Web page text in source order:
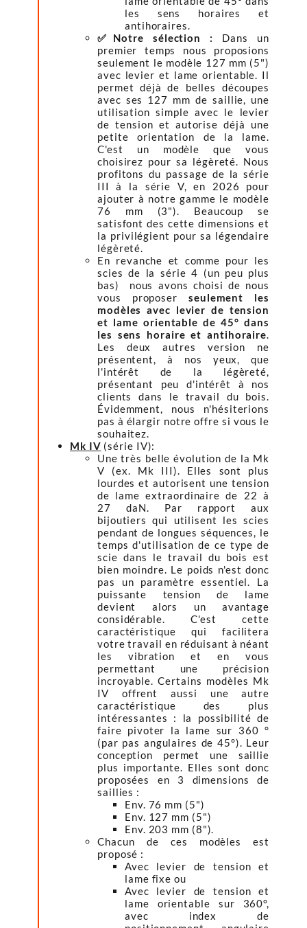
les sens horaires et
antihoraires.
✅Notre sélection : Dans un
premier temps nous proposions
seulement le modèle 127 mm (5")
avec levier et lame orientable. Il
permet déjà de belles découpes
avec ses 127 mm de saillie, une
utilisation simple avec le levier
de tension et autorise déjà une
petite orientation de la lame.
C'est un modèle que vous
choisirez pour sa légèreté. Nous
profitons du passage de la série
III à la série V, en 2026 pour
ajouter à notre gamme le modèle
76 mm (3"). Beaucoup se
satisfont des cette dimensions et
la privilégient pour sa légendaire
légèreté.
En revanche et comme pour les
scies de la série 4 (un peu plus
bas) nous avons choisi de nous
vous proposerseulement les
modèles avec levier de tension
et lame orientable de 45° dans
les sens horaire et antihoraire.
Les deux autres version ne
présentent, à nos yeux, que
l'intérêt de la légèreté,
présentant peu d'intérêt à nos
clients dans le travail du bois.
Évidemment, nous n'hésiterions
pas à élargir notre offre si vous le
souhaitez.
Mk IV (série IV):
Une très belle évolution de la Mk
V (ex. Mk III). Elles sont plus
lourdes et autorisent une tension
de lame extraordinaire de 22 à
27 daN. Par rapport aux
bijoutiers qui utilisent les scies
pendant de longues séquences, le
temps d'utilisation de ce type de
scie dans le travail du bois est
bien moindre. Le poids n'est donc
pas un paramètre essentiel. La
puissante tension de lame
devient alors un avantage
considérable. C'est cette
caractéristique qui facilitera
votre travail en réduisant à néant
les vibration et en vous
permettant une précision
incroyable. Certains modèles Mk
IV offrent aussi une autre
caractéristique des plus
intéressantes : la possibilité de
faire pivoter la lame sur 360 °
(par pas angulaires de 45°). Leur
conception permet une saillie
plus importante. Elles sont donc
proposées en 3 dimensions de
saillies :
Env. 76 mm (5")
Env. 127 mm (5")
Env. 203 mm (8").
Chacun de ces modèles est
proposé :
Avec levier de tension et
lame fixe ou
Avec levier de tension et
lame orientable sur 360°,
avec index de